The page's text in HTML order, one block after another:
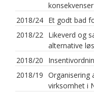
konsekvenser
2018/24 Et godt bad
2018/22 Likeverd og
alternative
2018/20
2018/19 Organisering
virksomhet i